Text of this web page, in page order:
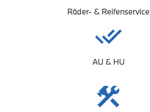
Räder- & Reifenservice
AU & HU